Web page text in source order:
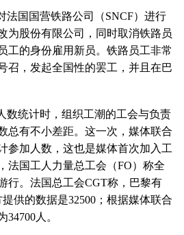
法国国营铁路公司（SNCF）进行
为股份有限公司，同时取消铁路员
工的身份雇用新员。铁路员工非常
召，发起全国性的罢工，并且在巴
数统计时，组织工潮的工会与负责
总有不小差距。这一次，媒体联合
参加人数，这也是媒体首次加入工
法国工人力量总工会（FO）称全
行。法国总工会CGT称，巴黎有
供的数据是32500；根据媒体联合
人。